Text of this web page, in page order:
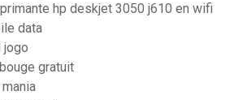
hp deskjet 3050 j610 en wifi
data
jogo
gratuit